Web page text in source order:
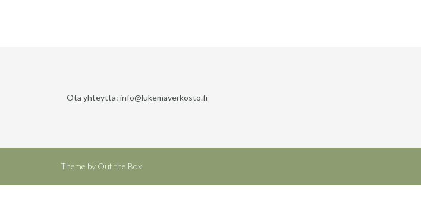
Ota yhteyttä: info@lukemaverkosto.fi
Theme by Out the Box